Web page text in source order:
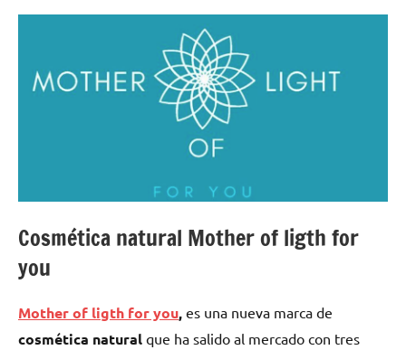
Cosmética natural Mother of ligth for
you
Mother of ligth for you, es una nueva marca de
cosmética natural que ha salido al mercado con tres